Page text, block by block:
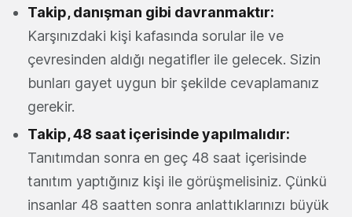
Takip, danışman gibi davranmaktır:
Karşınızdaki kişi kafasında sorular ile ve
çevresinden aldığı negatifler ile gelecek. Sizin
bunları gayet uygun bir şekilde cevaplamanız
gerekir.
Takip, 48 saat içerisinde yapılmalıdır:
Tanıtımdan sonra en geç 48 saat içerisinde
tanıtım yaptığınız kişi ile görüşmelisiniz. Çünkü
insanlar 48 saatten sonra anlattıklarınızı büyük